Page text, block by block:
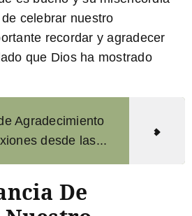
celebrar nuestro
recordar y agradecer
que Dios ha mostrado
Agradecimiento
desde las...
De